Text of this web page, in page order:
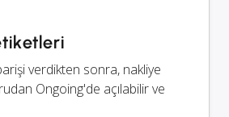
verdikten sonra, nakliye
Ongoing'de açılabilir ve